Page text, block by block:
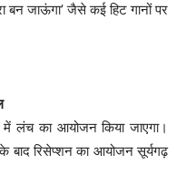
बन जाऊंगा’ जैसे कई हिट गानों पर
में लंच का आयोजन किया जाएगा।
बाद रिसेप्शन का आयोजन सूर्यगढ़